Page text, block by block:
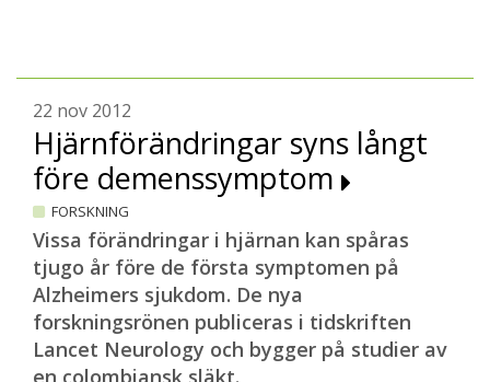
22 nov 2012
Hjärnförändringar syns långt
före demenssymptom
FORSKNING
Vissa förändringar i hjärnan kan spåras
tjugo år före de första symptomen på
Alzheimers sjukdom. De nya
forskningsrönen publiceras i tidskriften
Lancet Neurology och bygger på studier av
en colombiansk släkt.